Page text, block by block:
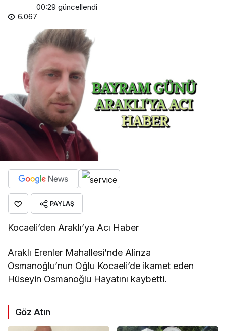
00:29 güncellendi
6.067
PAYLAŞ
Kocaeli’den Araklı’ya Acı Haber
Araklı Erenler Mahallesi’nde Alirıza
Osmanoğlu’nun Oğlu Kocaeli’de ikamet eden
Hüseyin Osmanoğlu Hayatını kaybetti.
Göz Atın